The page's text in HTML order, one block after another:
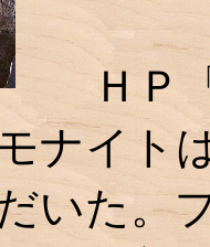
ＨＰ
ナイト
いた。